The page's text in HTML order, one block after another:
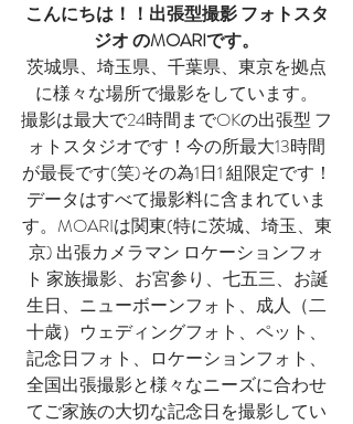
こんにちは！！出張型撮影 フォトスタ
ジオ のMOARIです。
茨城県、埼玉県、千葉県、東京を拠点
に様々な場所で撮影をしています。
撮影は最大で24時間までOKの出張型 フ
ォトスタジオです！今の所最大13時間
が最長です(笑)その為1日1 組限定です！
データはすべて撮影料に含まれていま
す。MOARIは関東(特に茨城、埼玉、東
京) 出張カメラマン ロケーションフォ
ト 家族撮影、お宮参り、七五三、お誕
生日、ニューボーンフォト、成人（二
十歳）ウェディングフォト、ペット、
記念日フォト、ロケーションフォト、​
全国出張撮影と様々なニーズに合わせ
てご家族の大切な記念日を撮影してい